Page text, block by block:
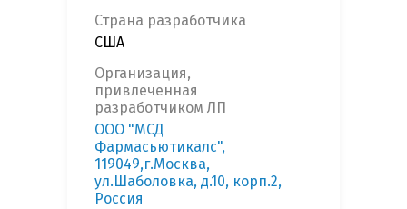
Страна разработчика
США
Организация,
привлеченная
разработчиком ЛП
ООО "МСД
Фармасьютикалс",
119049,г.Москва,
ул.Шаболовка, д.10, корп.2,
Россия